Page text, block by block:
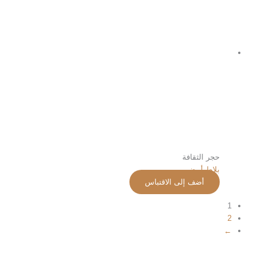
حجر الثقافة
بلاط أبيض
أضف إلى الاقتباس
1
2
←